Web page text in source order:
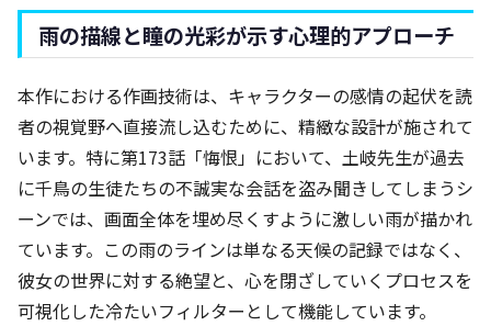
雨の描線と瞳の光彩が示す心理的アプローチ
本作における作画技術は、キャラクターの感情の起伏を読
者の視覚野へ直接流し込むために、精緻な設計が施されて
います。特に第173話「悔恨」において、土岐先生が過去
に千鳥の生徒たちの不誠実な会話を盗み聞きしてしまうシ
ーンでは、画面全体を埋め尽くすように激しい雨が描かれ
ています。この雨のラインは単なる天候の記録ではなく、
彼女の世界に対する絶望と、心を閉ざしていくプロセスを
可視化した冷たいフィルターとして機能しています。